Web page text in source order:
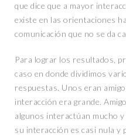
que dice que a mayor
existe en las orientaciones
comunicación que no se da
Para lograr los resultados,
caso en donde dividimos
respuestas. Unos eran
interacción era grande.
algunos interactúan mucho
su interacción es casi nula y